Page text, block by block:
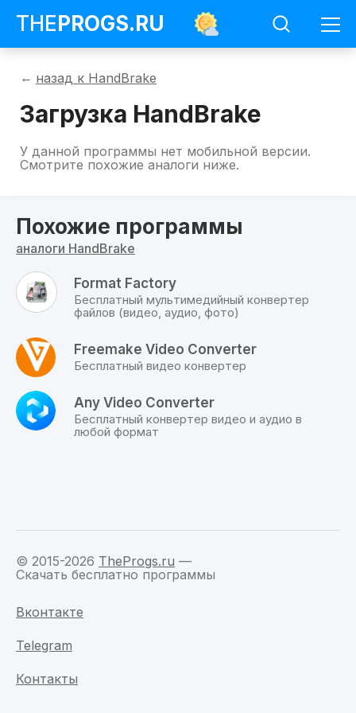
THEPROGS.RU
Программы
HandBrake
HandBrake
назад к HandBrake
Загрузка HandBrake
данной
странице
HandBrake
для
всех
операционных
систем
с
официального
по
прямой
ссылке.
У данной программы нет мобильной версии.
Смотрите похожие аналоги ниже.
Похожие программы
аналоги HandBrake
Format Factory
Бесплатный мультимедийный конвертер
файлов (видео, аудио, фото)
Freemake Video Converter
Бесплатный видео конвертер
Any Video Converter
Бесплатный конвертер видео и аудио в
любой формат
© 2015-2026 TheProgs.ru —
Скачать бесплатно программы
Вконтакте
Telegram
Контакты